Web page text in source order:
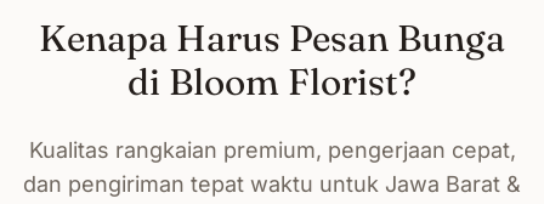
Kenapa Harus Pesan Bunga
di Bloom Florist?
Kualitas rangkaian premium, pengerjaan cepat,
dan pengiriman tepat waktu untuk Jawa Barat &